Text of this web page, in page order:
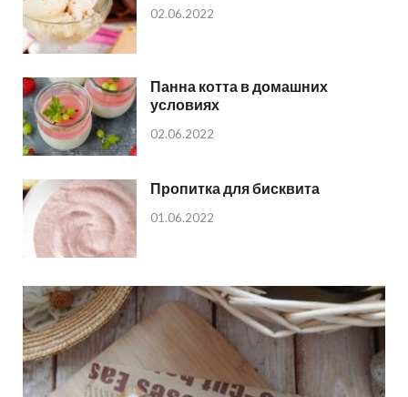
02.06.2022
Панна котта в домашних
условиях
02.06.2022
Пропитка для бисквита
01.06.2022